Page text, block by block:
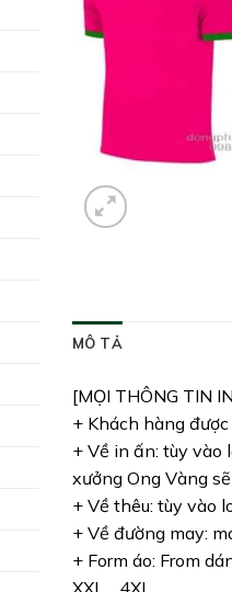
MÔ TẢ
[MỌI THÔNG TIN
+ Khách hàng
+ Về in ấn: tùy vào
xưởng Ong Vàng
+ Về thêu: tùy vào
+ Về đường may:
+ Form áo: From
XXL….4XL